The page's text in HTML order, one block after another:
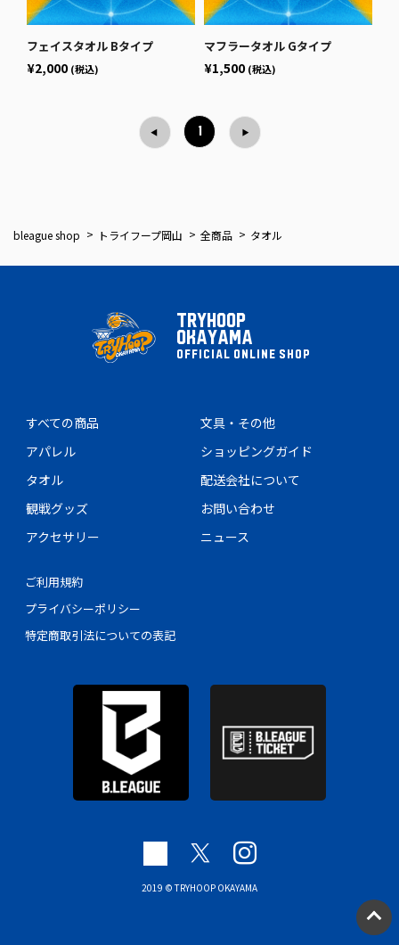
フェイスタオル Bタイプ
¥2,000 (税込)
マフラータオル Gタイプ
¥1,500 (税込)
1
bleague shop トライフープ岡山 全商品 タオル
TRYHOOP
OKAYAMA
OFFICIAL ONLINE SHOP
すべての商品
アパレル
タオル
観戦グッズ
アクセサリー
文具・その他
ショッピングガイド
配送会社について
お問い合わせ
ニュース
ご利用規約
プライバシーポリシー
特定商取引法についての表記
2019 © TRYHOOP OKAYAMA